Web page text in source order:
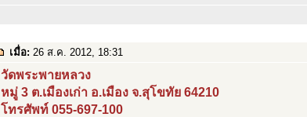
เมื่อ: 26 ส.ค. 2012, 18:31
วัดพระพายหลวง
หมู่ 3 ต.เมืองเก่า อ.เมือง จ.สุโขทัย 64210
โทรศัพท์ 055-697-100